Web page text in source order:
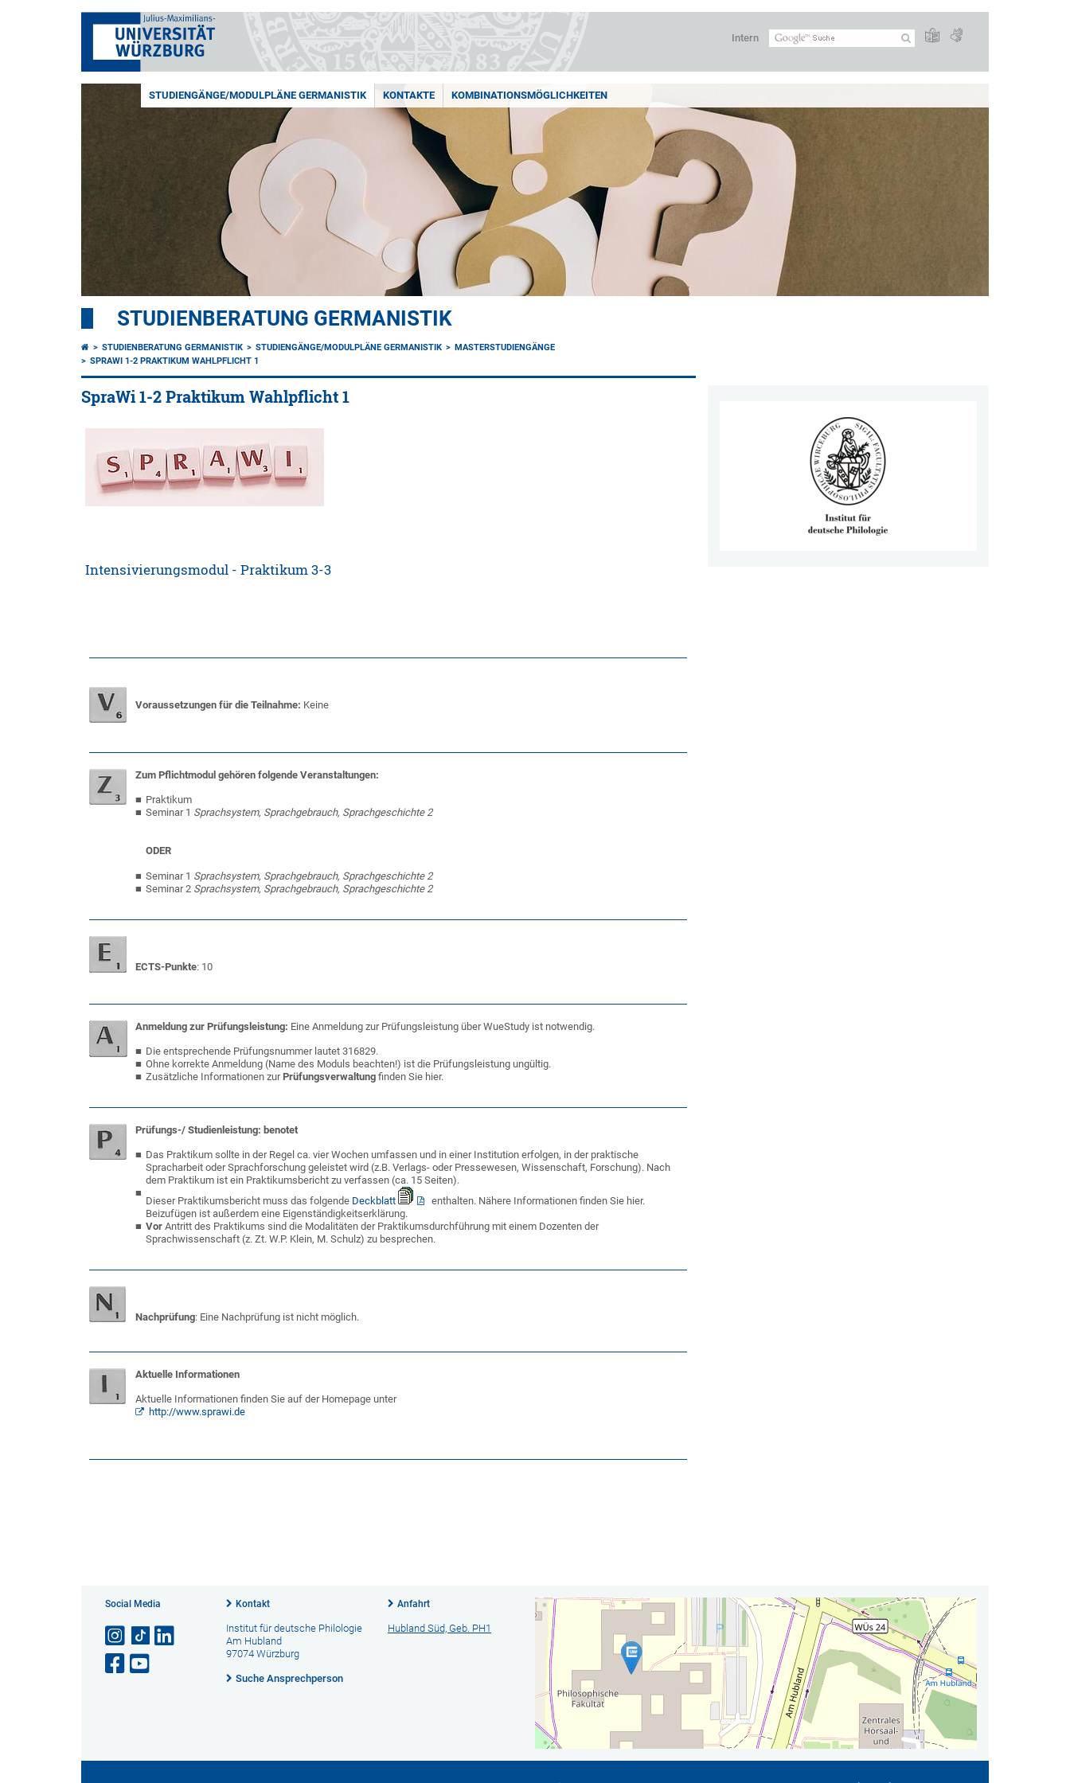
Intern
STUDIENGÄNGE/MODULPLÄNE GERMANISTIK KONTAKTE KOMBINATIONSMÖGLICHKEITEN
STUDIENBERATUNG GERMANISTIK
STUDIENBERATUNG GERMANISTIK STUDIENGÄNGE/MODULPLÄNE GERMANISTIK
MASTERSTUDIENGÄNGE
SPRAWI 1-2 PRAKTIKUM WAHLPFLICHT 1
SpraWi 1-2 Praktikum Wahlpflicht 1
Intensivierungsmodul - Praktikum 3-3
Voraussetzungen für die Teilnahme: Keine
Zum Pflichtmodul gehören folgende Veranstaltungen:
Praktikum
Seminar 1 Sprachsystem, Sprachgebrauch, Sprachgeschichte 2
ODER
Seminar 1 Sprachsystem, Sprachgebrauch, Sprachgeschichte 2
Seminar 2 Sprachsystem, Sprachgebrauch, Sprachgeschichte 2
ECTS-Punkte: 10
Anmeldung zur Prüfungsleistung: Eine Anmeldung zur Prüfungsleistung über WueStudy ist notwendig.
Die entsprechende Prüfungsnummer lautet 316829.
Ohne korrekte Anmeldung (Name des Moduls beachten!) ist die Prüfungsleistung ungültig.
Zusätzliche Informationen zurPrüfungsverwaltung finden Sie hier.
Prüfungs-/ Studienleistung: benotet
Das Praktikum sollte in der Regel ca. vier Wochen umfassen und in einer Institution erfolgen, in der praktische
Spracharbeit oder Sprachforschung geleistet wird (z.B. Verlags- oder Pressewesen, Wissenschaft, Forschung). Nach
dem Praktikum ist ein Praktikumsbericht zu verfassen (ca. 15 Seiten).
Dieser Praktikumsbericht muss das folgende Deckblatt
enthalten. Nähere Informationen finden Sie hier.
Beizufügen ist außerdem eine Eigenständigkeitserklärung.
Vor Antritt des Praktikums sind die Modalitäten der Praktikumsdurchführung mit einem Dozenten der
Sprachwissenschaft (z. Zt. W.P. Klein, M. Schulz) zu besprechen.
Nachprüfung: Eine Nachprüfung ist nicht möglich.
Aktuelle Informationen
Aktuelle Informationen finden Sie auf der Homepage unter
http://www.sprawi.de
Social Media Kontakt
Institut für deutsche Philologie
Am Hubland
97074 Würzburg
Suche Ansprechperson
Anfahrt
Hubland Süd, Geb. PH1